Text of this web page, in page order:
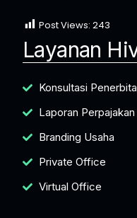
Post Views: 243
Layanan
Konsultasi
Laporan
Branding Usaha
Private Office
Virtual Office